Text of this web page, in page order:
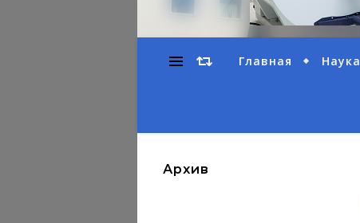
Главная Наука
Архив